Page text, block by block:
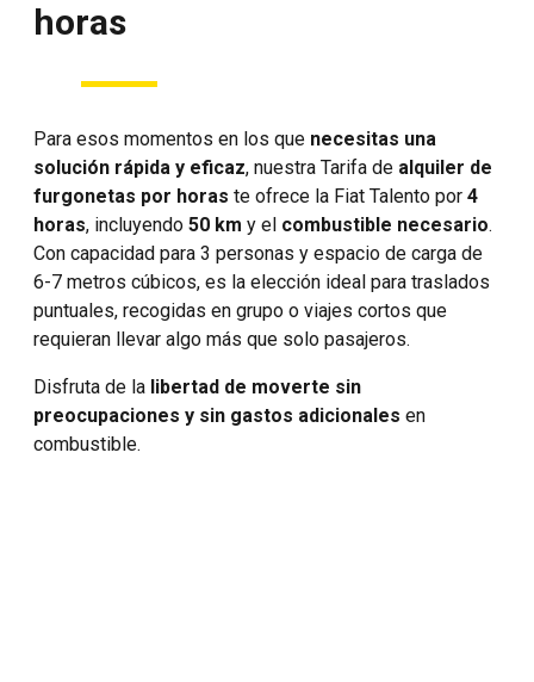
horas
Para esos momentos en los que necesitas una
solución rápida y eficaz, nuestra Tarifa de alquiler de
furgonetas por horas te ofrece la Fiat Talento por 4
horas, incluyendo 50 km y el combustible necesario.
Con capacidad para 3 personas y espacio de carga de
6-7 metros cúbicos, es la elección ideal para traslados
puntuales, recogidas en grupo o viajes cortos que
requieran llevar algo más que solo pasajeros.
Disfruta de la libertad de moverte sin
preocupaciones y sin gastos adicionales en
combustible.